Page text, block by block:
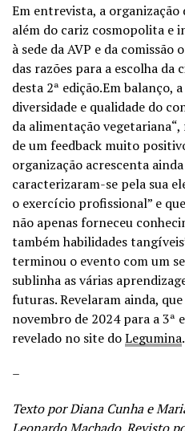
Em entrevista, a
além do cariz cosmopolita e
à sede da AVP e da
das razões para a escolha
desta 2ª edição.Em balanço,
diversidade e qualidade do
da alimentação
de um feedback muito
organização acrescenta ainda
caracterizaram-se pela sua
o exercício profissional” e
não apenas forneceu
também habilidades
terminou o evento com um
sublinha as várias
futuras. Revelaram ainda,
novembro de 2024 para a 3ª
revelado no site doLegumina.
–
Texto por Diana Cunha e
Leonardo Machado. Revisto